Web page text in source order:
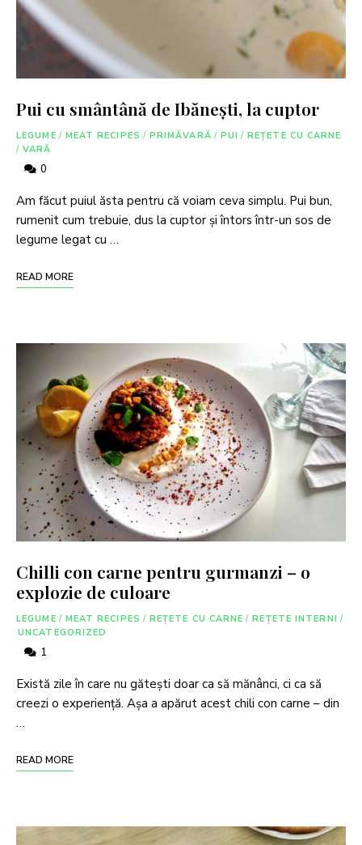
Pui cu smântână de Ibănești, la cuptor
LEGUME / MEAT RECIPES / PRIMĂVARĂ / PUI / REȚETE CU CARNE
/ VARĂ
0
Am făcut puiul ăsta pentru că voiam ceva simplu. Pui bun,
rumenit cum trebuie, dus la cuptor și întors într-un sos de
legume legat cu …
READ MORE
Chilli con carne pentru gurmanzi – o
explozie de culoare
LEGUME / MEAT RECIPES / REȚETE CU CARNE / REȚETE INTERNI /
UNCATEGORIZED
1
Există zile în care nu gătești doar ca să mănânci, ci ca să
creezi o experiență. Așa a apărut acest chili con carne – din
…
READ MORE